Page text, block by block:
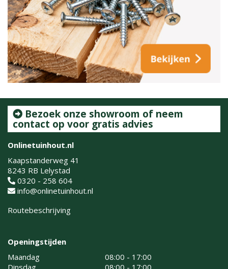
Bezoek onze showroom of neem
contact op voor gratis advies
Onlinetuinhout.nl
Kaapstanderweg 41
8243 RB Lelystad
0320 - 258 604
info@onlinetuinhout.nl
Routebeschrijving
Openingstijden
Maandag
08:00 - 17:00
Dinsdag
08:00 - 17:00